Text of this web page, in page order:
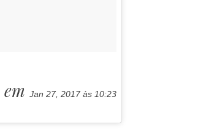
emJan 27, 2017 às 10:23